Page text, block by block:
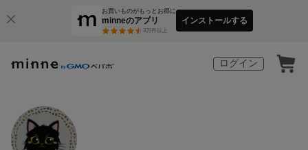
お買いものがもっとお得に
minneのアプリ
3万件以上
インストールする
ログイン